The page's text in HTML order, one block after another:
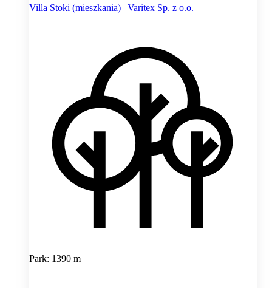
Villa Stoki (mieszkania) | Varitex Sp. z o.o.
Park: 1390 m